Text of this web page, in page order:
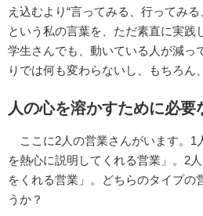
え込むより“言ってみる、行ってみる
という私の言葉を、ただ素直に実践
学生さんでも、動いている人が減っ
りでは何も変わらないし、もちろん
人の心を溶かすために必要
ここに2人の営業さんがいます。1
を熱心に説明してくれる営業」。2
をくれる営業」。どちらのタイプの
うか？